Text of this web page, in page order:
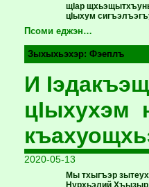
щIар
цIыхум
Псоми еджэн…
Зыхыхьэхэр:Фэеплъ
И
цIыхухэм
2020-05-13
Мы тхыгъэр